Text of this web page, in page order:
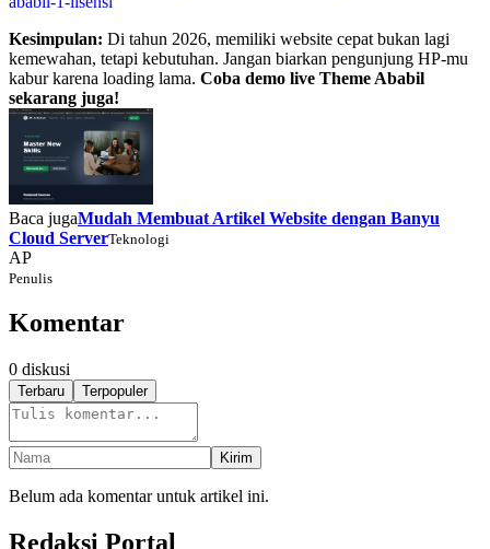
Kesimpulan: Di tahun 2026, memiliki website cepat bukan lagi
kemewahan, tetapi kebutuhan. Jangan biarkan pengunjung HP-mu
kabur karena loading lama. Coba demo live Theme Ababil
sekarang juga!
Baca jugaMudah Membuat Artikel Website dengan Banyu
Cloud ServerTeknologi
AP
Penulis
Komentar
0 diskusi
Terbaru Terpopuler
Kirim
Belum ada komentar untuk artikel ini.
Redaksi Portal